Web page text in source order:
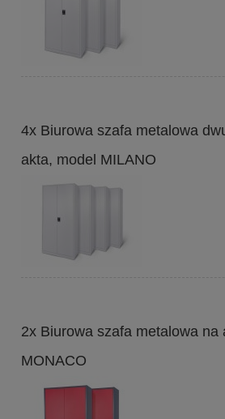
4x Biurowa szafa metalowa
akta, model MILANO
2x Biurowa szafa metalowa na
MONACO